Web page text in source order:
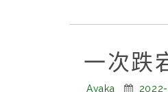
消
降
級”
新
電
腦
一次跌
Posted
Ayaka